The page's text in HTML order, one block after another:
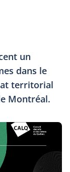
un
dans le
territorial
Montréal.